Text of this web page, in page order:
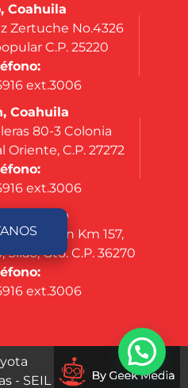
Coahuila
Zertuche No.4326
C.P. 25220
ext.3006
Coahuila
80-3 Colonia
C.P. 27272
ext.3006
Silao-León Km 157,
Gto. C.P. 36270
ext.3006
- SEIL